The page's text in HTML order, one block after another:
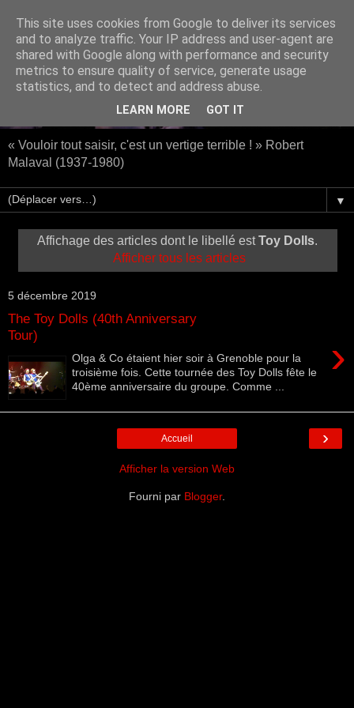
« Vouloir tout saisir, c'est un vertige terrible ! » Robert
Malaval (1937-1980)
▼
Affichage des articles dont le libellé estToy Dolls.
Afficher tous les articles
5 décembre 2019
The Toy Dolls (40th Anniversary
Tour)
›
Olga & Co étaient hier soir à Grenoble pour la
troisième fois. Cette tournée des Toy Dolls fête le
40ème anniversaire du groupe. Comme ...
›
Accueil
Afficher la version Web
Fourni par Blogger.
This site uses cookies from Google to deliver its services
and to analyze traffic. Your IP address and user-agent are
shared with Google along with performance and security
metrics to ensure quality of service, generate usage
statistics, and to detect and address abuse.
LEARN MORE GOT IT